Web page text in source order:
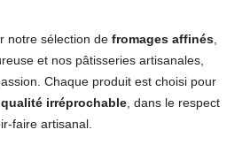
notre sélection de fromages affinés,
et nos pâtisseries artisanales,
Chaque produit est choisi pour
irréprochable, dans le respect
faire artisanal.